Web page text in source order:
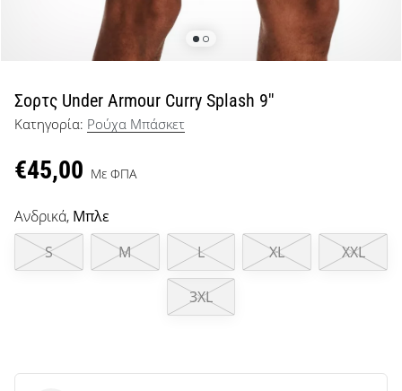
μπάσκετ
όπως
εμείς;
μαζί
ως
πρεσβευτής
της
μάρκας
Σορτς Under Armour Curry Splash 9''
Κατηγορία: Ρούχα Μπάσκετ
€45,00 Με ΦΠΑ
Ανδρικά, Μπλε
S
M L XL XXL
3XL